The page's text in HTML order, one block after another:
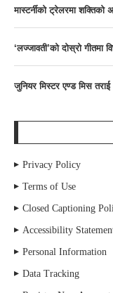
मास्टर्नीकाे ट्रेलरमा
‘लज्जावती’को दाेस्राे गीतमा
जुनियर मिस्टर एण्ड मिस तराई
Privacy Policy
Terms of Use
Closed Captioning
Accessibility
Personal Information
Data Tracking